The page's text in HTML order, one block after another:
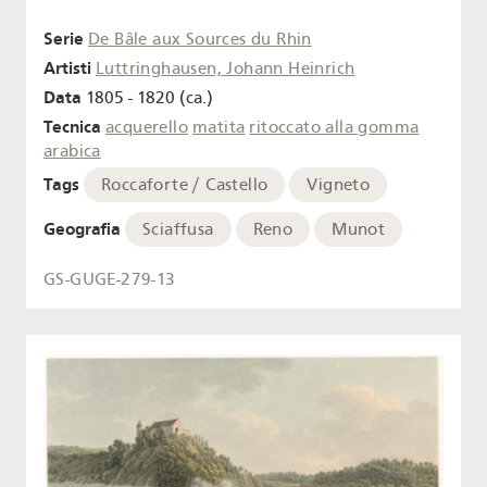
Serie De Bâle aux Sources du Rhin
Artisti Luttringhausen, Johann Heinrich
Data 1805 - 1820 (ca.)
Tecnica acquerello matita ritoccato alla gomma
arabica
Tags Roccaforte / Castello Vigneto
Geografia Sciaffusa Reno Munot
GS-GUGE-279-13